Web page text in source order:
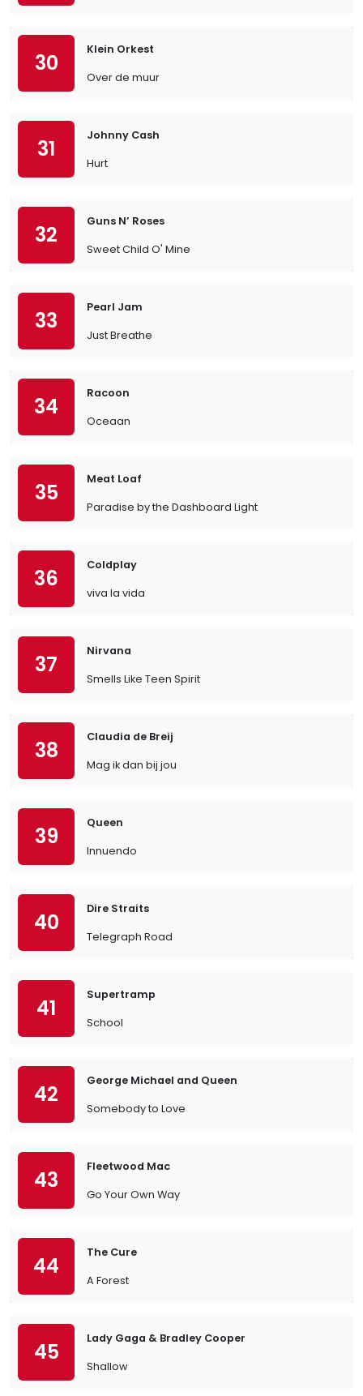
30
Klein Orkest
Over de muur
31
Johnny Cash
Hurt
32
Guns N’ Roses
Sweet Child O' Mine
33
Pearl Jam
Just Breathe
34
Racoon
Oceaan
35
Meat Loaf
Paradise by the Dashboard Light
36
Coldplay
viva la vida
37
Nirvana
Smells Like Teen Spirit
38
Claudia de Breij
Mag ik dan bij jou
39
Queen
Innuendo
40
Dire Straits
Telegraph Road
41
Supertramp
School
42
George Michael and Queen
Somebody to Love
43
Fleetwood Mac
Go Your Own Way
44
The Cure
A Forest
45
Lady Gaga & Bradley Cooper
Shallow